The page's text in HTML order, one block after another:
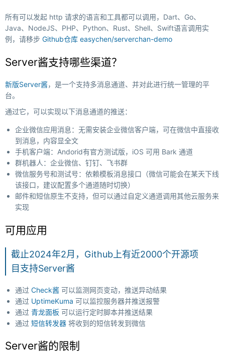
所有可以发起 http 请求的语言和工具都可以调用，Dart、Go、
Java、NodeJS、PHP、Python、Rust、Shell、Swift语言调用实
例，请移步 Github仓库 easychen/serverchan-demo
Server酱支持哪些渠道？
新版Server酱，是一个支持多消息通道、并对此进行统一管理的平
台。
通过它，可以实现以下消息通道的推送：
企业微信应用消息：无需安装企业微信客户端，可在微信中直接收
到消息，内容显全文
手机客户端：Andorid有官方测试版，iOS 可用 Bark 通道
群机器人：企业微信、钉钉、飞书群
微信服务号和测试号：依赖模板消息接口（微信可能会在某天下线
该接口，建议配置多个通道随时切换）
邮件和短信原生不支持，但可以通过自定义通道调用其他云服务来
实现
可用应用
截止2024年2月，Github上有近2000个开源项
目支持Server酱
通过 Check酱 可以监测网页变动，推送异动结果
通过 UptimeKuma 可以监控服务器并推送报警
通过 青龙面板 可以运行定时脚本并推送结果
通过 短信转发器 将收到的短信转发到微信
Server酱的限制